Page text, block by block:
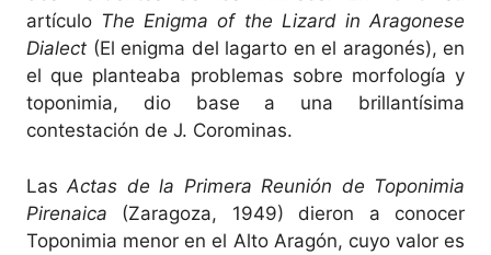
artículo The Enigma of the Lizard in Aragonese
Dialect (El enigma del lagarto en el aragonés), en
el que planteaba problemas sobre morfología y
toponimia, dio base a una brillantísima
contestación de J. Corominas.
LasActas de la Primera Reunión de Toponimia
Pirenaica (Zaragoza, 1949) dieron a conocer
Toponimia menor en el Alto Aragón, cuyo valor es